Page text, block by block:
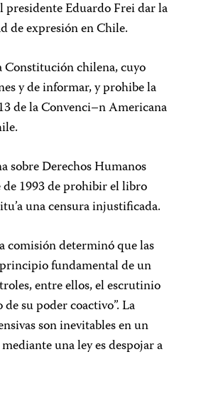
Eduardo Frei dar la
de expresión en Chile.
Constitución chilena, cuyo
y de informar, y prohibe la
de la Convenci–n Americana
sobre Derechos Humanos
1993 de prohibir el libro
una censura injustificada.
comisión determinó que las
fundamental de un
entre ellos, el escrutinio
su poder coactivo”. La
son inevitables en un
una ley es despojar a